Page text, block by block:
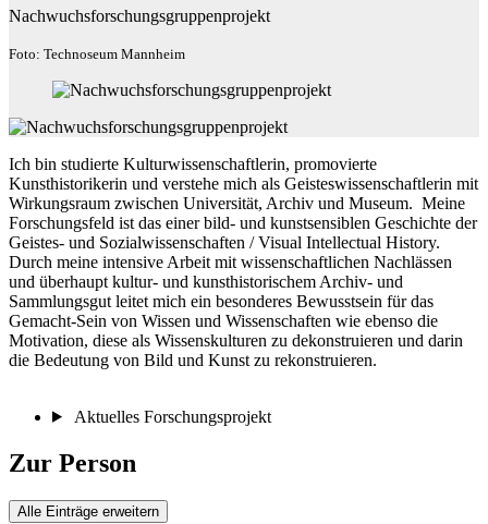
Nachwuchsforschungsgruppenprojekt
Foto: Technoseum Mannheim
Ich bin studierte Kulturwissenschaftlerin, promovierte
Kunsthistorikerin und verstehe mich als Geisteswissenschaftlerin mit
Wirkungsraum zwischen Universität, Archiv und Museum. Meine
Forschungsfeld ist das einer bild- und kunstsensiblen Geschichte der
Geistes- und Sozialwissenschaften / Visual Intellectual History.
Durch meine intensive Arbeit mit wissenschaftlichen Nachlässen
und überhaupt kultur- und kunsthistorischem Archiv- und
Sammlungsgut leitet mich ein besonderes Bewusstsein für das
Gemacht-Sein von Wissen und Wissenschaften wie ebenso die
Motivation, diese als Wissenskulturen zu dekonstruieren und darin
die Bedeutung von Bild und Kunst zu rekonstruieren.
Aktuelles Forschungsprojekt
Zur Person
Alle Einträge erweitern